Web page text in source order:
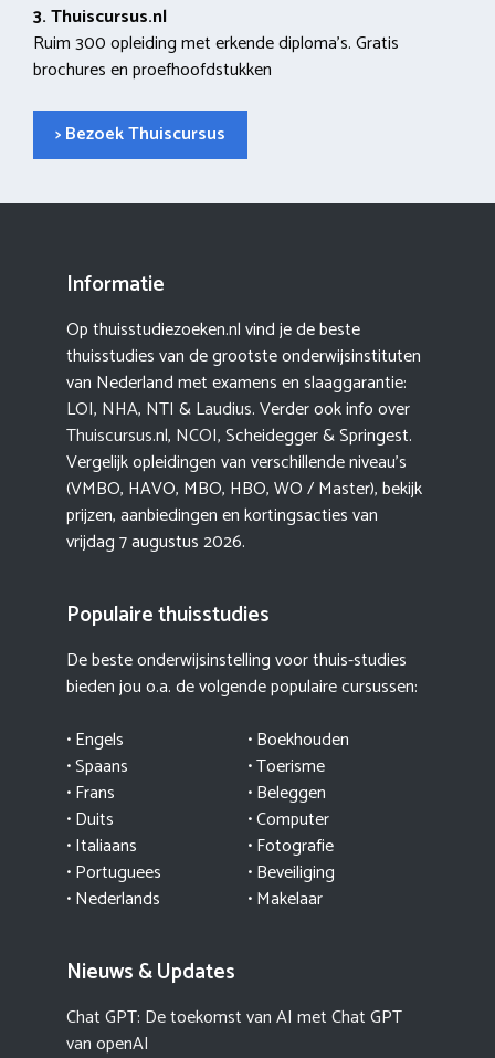
3. Thuiscursus.nl
Ruim 300 opleiding met erkende diploma’s. Gratis
brochures en proefhoofdstukken
> Bezoek Thuiscursus
Informatie
Op thuisstudiezoeken.nl vind je de beste
thuisstudies van de grootste onderwijsinstituten
van Nederland met examens en slaaggarantie:
LOI, NHA, NTI &Laudius. Verder ook info over
Thuiscursus.nl, NCOI, Scheidegger & Springest.
Vergelijk opleidingen van verschillende niveau’s
(VMBO, HAVO, MBO, HBO, WO / Master), bekijk
prijzen, aanbiedingen en kortingsacties van
vrijdag 7 augustus 2026.
Populaire thuisstudies
De beste onderwijsinstelling voor thuis-studies
bieden jou o.a. de volgende populaire cursussen:
• Engels
• Spaans
• Frans
• Duits
• Italiaans
• Portuguees
• Nederlands
• Boekhouden
• Toerisme
• Beleggen
• Computer
• Fotografie
• Beveiliging
• Makelaar
Nieuws & Updates
Chat GPT: De toekomst van AI met Chat GPT
van openAI